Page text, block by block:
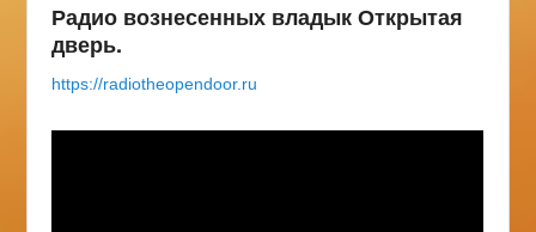
Радио вознесенных владык Открытая
дверь.
https://radiotheopendoor.ru